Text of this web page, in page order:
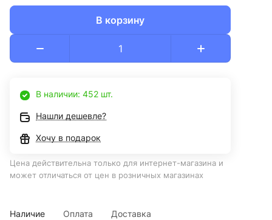
В корзину
В наличии: 452 шт.
Нашли дешевле?
Хочу в подарок
Цена действительна только для интернет-магазина и
может отличаться от цен в розничных магазинах
Наличие Оплата Доставка